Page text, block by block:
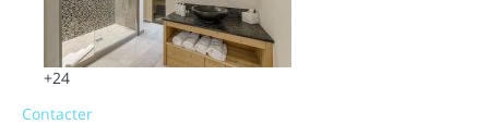
+24
Contacter